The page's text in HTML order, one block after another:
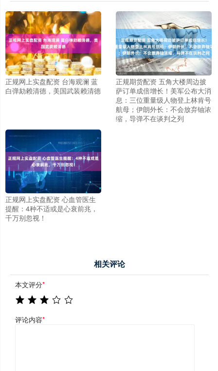
正规网上实盘配资 台海观澜 蓝
白弹劾赖清德，美国武装赖清德
正规期货配资 五角大楼周边披
萨订单成倍增长！美军公布大消
息：三位重量级人物登上林肯号
航母；伊朗外长：不会放弃铀浓
缩，导弹不在谈判之列
正规网上实盘配资 心血管医生
提醒：4种不适或是心衰前兆，
千万别忽视！
相关评论
本文评分*
评论内容*